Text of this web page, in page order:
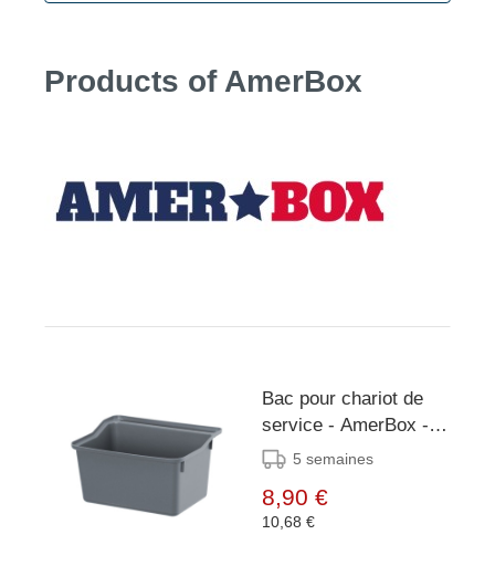
Products of AmerBox
Bac pour chariot de
service - AmerBox -
325x240x(H)180mm
5 semaines
8,90 €
10,68 €